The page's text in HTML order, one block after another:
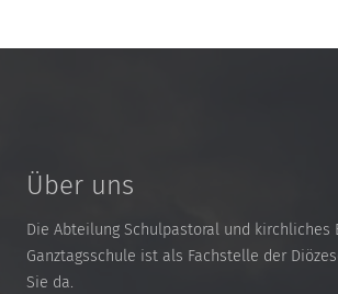
Über uns
Die Abteilung Schulpastoral und kirchliches
Ganztagsschule ist als Fachstelle der
Sie da.